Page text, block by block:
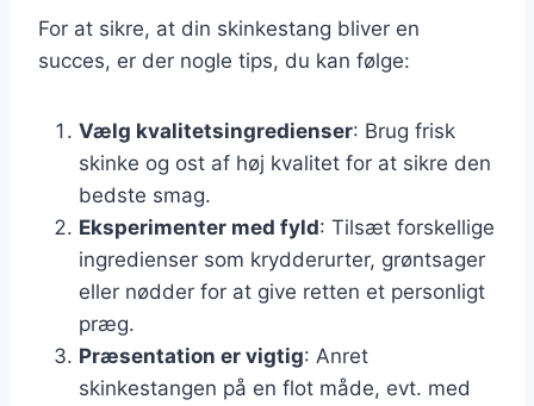
For at sikre, at din skinkestang bliver en
succes, er der nogle tips, du kan følge:
Vælg kvalitetsingredienser: Brug frisk
skinke og ost af høj kvalitet for at sikre den
bedste smag.
Eksperimenter med fyld: Tilsæt forskellige
ingredienser som krydderurter, grøntsager
eller nødder for at give retten et personligt
præg.
Præsentation er vigtig: Anret
skinkestangen på en flot måde, evt. med